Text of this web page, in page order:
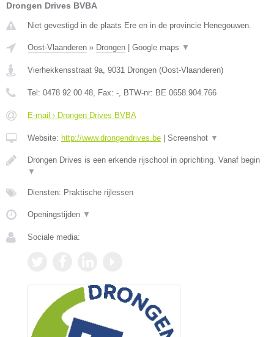
Drongen Drives BVBA
Niet gevestigd in de plaats Ere en in de provincie Henegouwen.
Oost-Vlaanderen » Drongen Google maps ▼
Vierhekkensstraat 9a, 9031 Drongen (Oost-Vlaanderen)
Tel: 0478 92 00 48, Fax: -, BTW-nr: BE 0658.904.766
E-mail › Drongen Drives BVBA
Website: http://www.drongendrives.be Screenshot ▼
Drongen Drives is een erkende rijschool in oprichting. Vanaf begin
▼
Diensten: Praktische rijlessen
Openingstijden ▼
Sociale media: